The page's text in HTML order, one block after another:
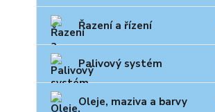
Řazení a řízení
Palivový systém
Oleje, maziva a barvy